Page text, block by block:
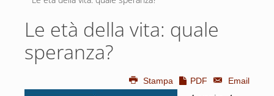
Le età della vita: quale
speranza?
Stampa PDF Email